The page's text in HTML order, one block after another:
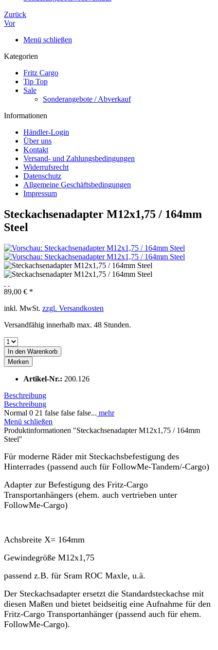
Zurück
Vor
Menü schließen
Kategorien
Fritz Cargo
Tip Top
Sale
Sonderangebote / Abverkauf
Informationen
Händler-Login
Über uns
Kontakt
Versand- und Zahlungsbedingungen
Widerrufsrecht
Datenschutz
Allgemeine Geschäftsbedingungen
Impressum
Steckachsenadapter M12x1,75 / 164mm
Steel
89,00 € *
inkl. MwSt. zzgl. Versandkosten
Versandfähig innerhalb max. 48 Stunden.
In den Warenkorb
Merken
Artikel-Nr.: 200.126
Beschreibung
Beschreibung
Normal 0 21 false false false... mehr
Menü schließen
Produktinformationen "Steckachsenadapter M12x1,75 / 164mm
Steel"
Für moderne Räder mit Steckachsbefestigung des
Hinterrades (passend auch für FollowMe-Tandem/-Cargo)
Adapter zur Befestigung des Fritz-Cargo
Transportanhängers (ehem. auch vertrieben unter
FollowMe-Cargo)
Achsbreite X= 164mm
Gewindegröße M12x1,75
passend z.B. für Sram ROC Maxle, u.ä.
Der Steckachsadapter ersetzt die Standardsteckachse mit
diesen Maßen und bietet beidseitig eine Aufnahme für den
Fritz-Cargo Transportanhänger (passend auch für ehem.
FollowMe-Cargo).